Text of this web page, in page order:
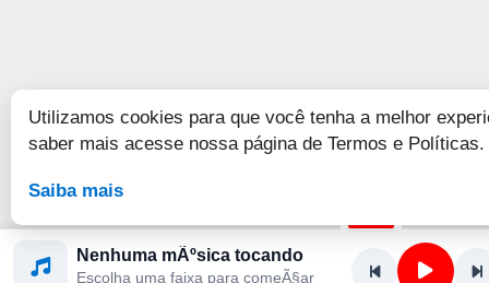
Nenhuma mÃºsica tocando
Escolha uma faixa para comeÃ§ar
Utilizamos cookies para que você tenha a melhor
saber mais acesse nossa página de Termos e Políticas.
Saiba mais